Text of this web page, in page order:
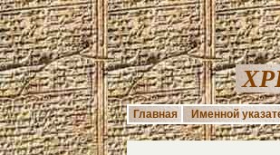
Главная Именной